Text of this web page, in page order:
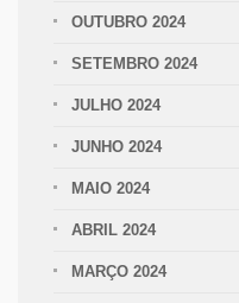
OUTUBRO 2024
SETEMBRO 2024
JULHO 2024
JUNHO 2024
MAIO 2024
ABRIL 2024
MARÇO 2024